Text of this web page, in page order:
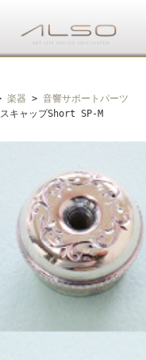
楽器 > 音響サポートパーツ
キャップShort SP-M